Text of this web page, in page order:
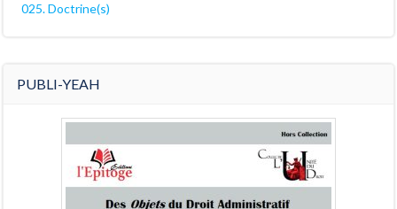
025. Doctrine(s)
PUBLI-YEAH